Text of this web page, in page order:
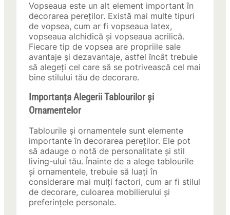
Vopseaua este un alt element important în
decorarea pereților. Există mai multe tipuri
de vopsea, cum ar fi vopseaua latex,
vopseaua alchidică și vopseaua acrilică.
Fiecare tip de vopsea are propriile sale
avantaje și dezavantaje, astfel încât trebuie
să alegeți cel care să se potrivească cel mai
bine stilului tău de decorare.
Importanța Alegerii Tablourilor și
Ornamentelor
Tablourile și ornamentele sunt elemente
importante în decorarea pereților. Ele pot
să adauge o notă de personalitate și stil
living-ului tău. Înainte de a alege tablourile
și ornamentele, trebuie să luați în
considerare mai mulți factori, cum ar fi stilul
de decorare, culoarea mobilierului și
preferințele personale.